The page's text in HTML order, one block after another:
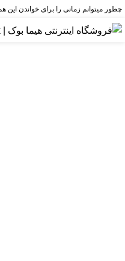
چطور میتوانم زمانی را برای خواندن این